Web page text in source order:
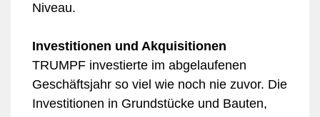
Niveau.
Investitionen und Akquisitionen
TRUMPF investierte im abgelaufenen
Geschäftsjahr so viel wie noch nie zuvor. Die
Investitionen in Grundstücke und Bauten,